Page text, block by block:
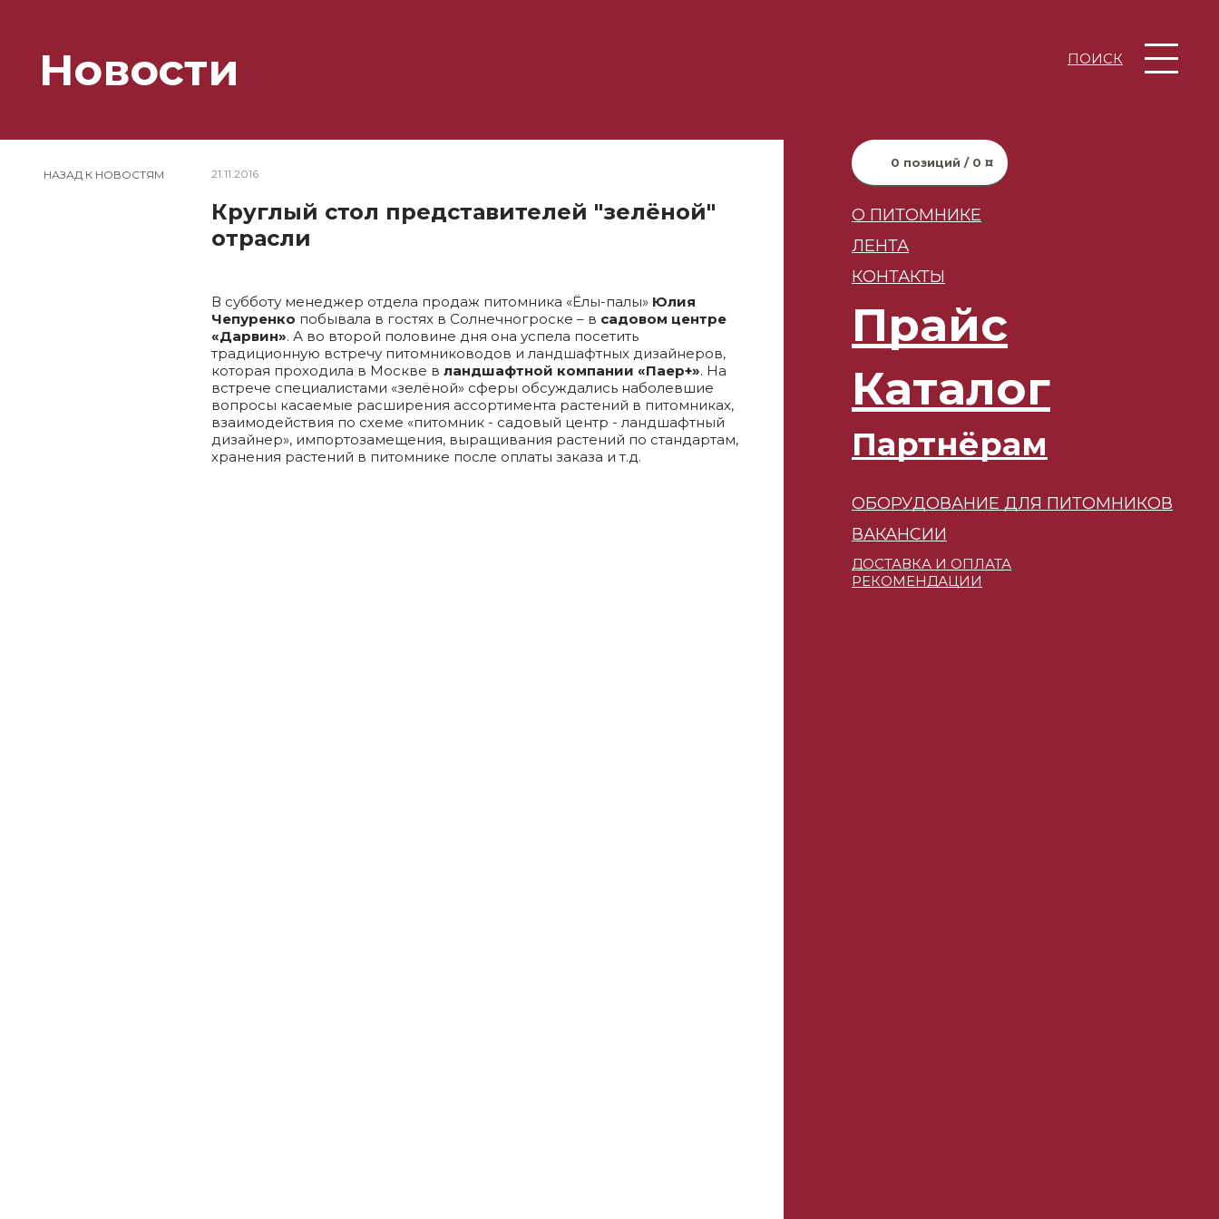
Новости ПОИСК
0 позиций / 0 ¤
О ПИТОМНИКЕ
ЛЕНТА
КОНТАКТЫ
Прайс
Каталог
Партнёрам
ОБОРУДОВАНИЕ ДЛЯ ПИТОМНИКОВ
ВАКАНСИИ
ДОСТАВКА И ОПЛАТА
РЕКОМЕНДАЦИИ
НАЗАД К НОВОСТЯМ 21.11.2016
Круглый стол представителей "зелёной"
отрасли
В субботу менеджер отдела продаж питомника «Ёлы-палы» Юлия
Чепуренко побывала в гостях в Солнечногроске – в садовом центре
«Дарвин». А во второй половине дня она успела посетить
традиционную встречу питомниководов и ландшафтных дизайнеров,
которая проходила в Москве вландшафтной компании «Паер+». На
встрече специалистами «зелёной» сферы обсуждались наболевшие
вопросы касаемые расширения ассортимента растений в питомниках,
взаимодействия по схеме «питомник - садовый центр - ландшафтный
дизайнер», импортозамещения, выращивания растений по стандартам,
хранения растений в питомнике после оплаты заказа и т.д.